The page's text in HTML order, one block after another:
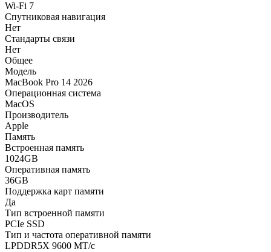
Wi-Fi 7
Спутниковая навигация
Нет
Стандарты связи
Нет
Общее
Модель
MacBook Pro 14 2026
Операционная система
MacOS
Производитель
Apple
Память
Встроенная память
1024GB
Оперативная память
36GB
Поддержка карт памяти
Да
Тип встроенной памяти
PCIe SSD
Тип и частота оперативной памяти
LPDDR5X 9600 МТ/с